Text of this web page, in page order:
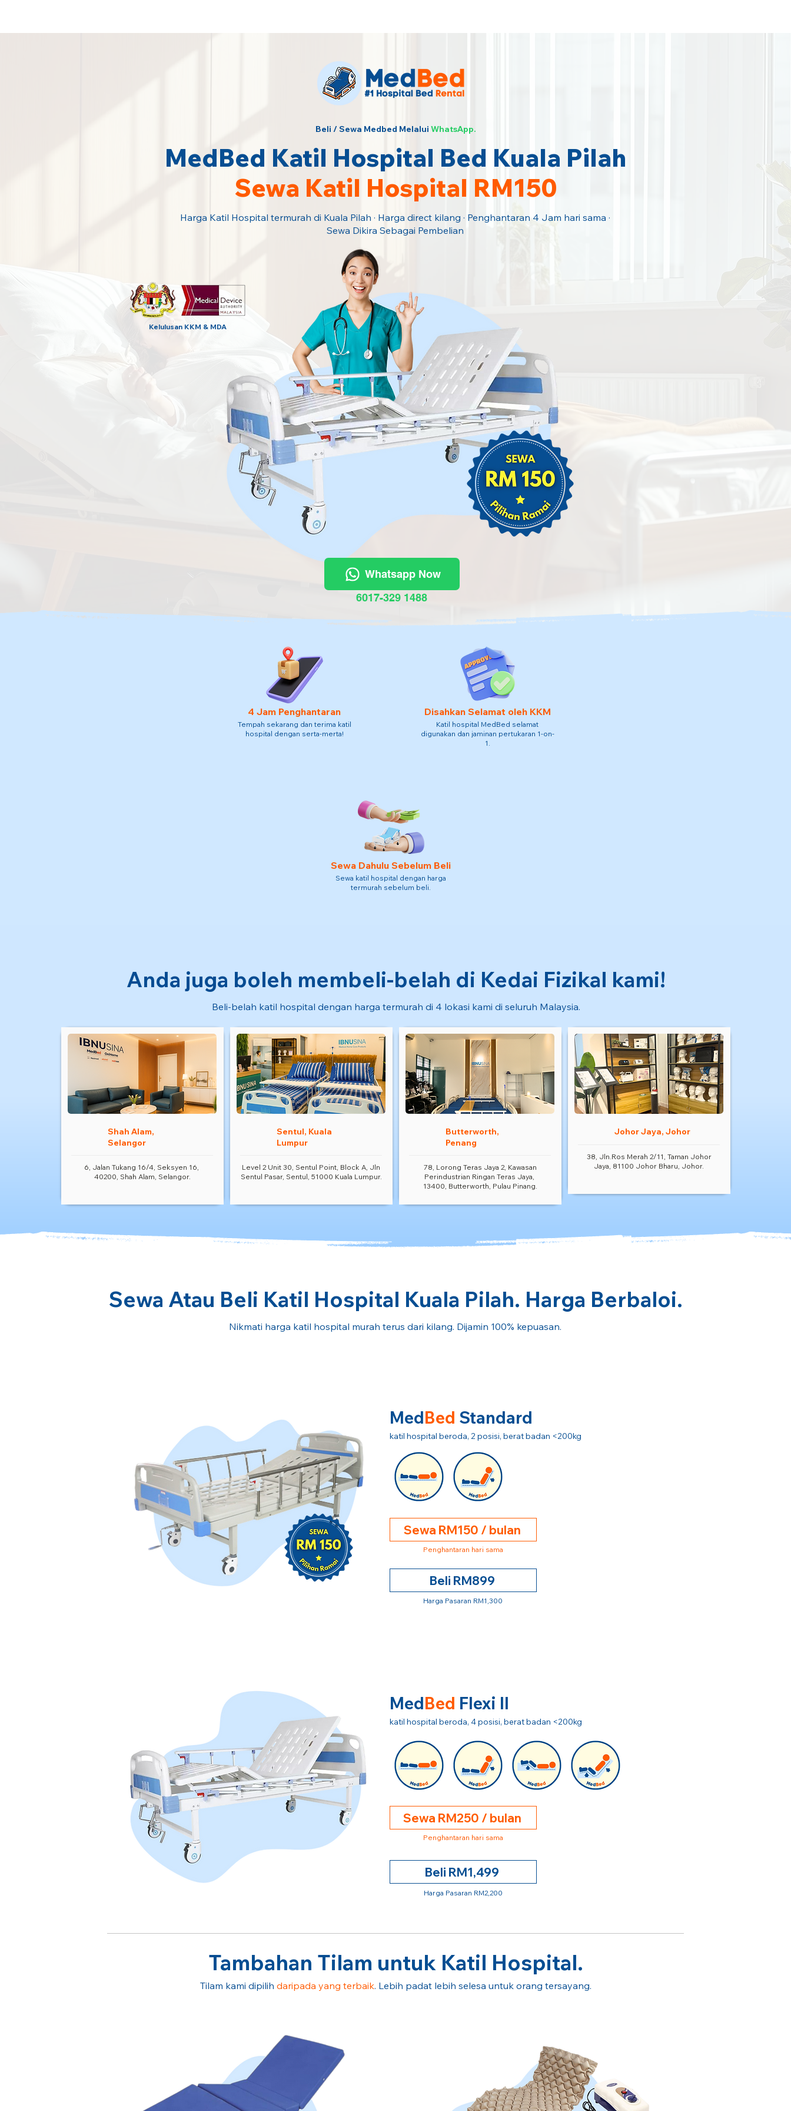
Beli / Sewa Medbed Melalui WhatsApp.
MedBed Katil Hospital Bed Kuala Pilah
Sewa Katil Hospital RM150
Harga Katil Hospital termurah di Kuala Pilah · Harga direct kilang · Penghantaran 4 Jam hari sama ·
Sewa Dikira Sebagai Pembelian
Kelulusan KKM & MDA
Whatsapp Now
6017-329 1488
4 Jam Penghantaran
Tempah sekarang dan terima katil
hospital dengan serta-merta!
Disahkan Selamat oleh KKM
Katil hospital MedBed selamat
digunakan dan jaminan pertukaran 1-on-
1.
Sewa Dahulu Sebelum Beli
Sewa katil hospital dengan harga
termurah sebelum beli.
Anda juga boleh membeli-belah di Kedai Fizikal kami!
Beli-belah katil hospital dengan harga termurah di 4 lokasi kami di seluruh Malaysia.
Shah Alam,
Selangor
6, Jalan Tukang 16/4, Seksyen 16,
40200, Shah Alam, Selangor.
Sentul, Kuala
Lumpur
Level 2 Unit 30, Sentul Point, Block A, Jln
Sentul Pasar, Sentul, 51000 Kuala Lumpur.
Butterworth,
Penang
78, Lorong Teras Jaya 2, Kawasan
Perindustrian Ringan Teras Jaya,
13400, Butterworth, Pulau Pinang.
Johor Jaya, Johor
38, Jln.Ros Merah 2/11, Taman Johor
Jaya, 81100 Johor Bharu, Johor.
Sewa Atau Beli Katil Hospital Kuala Pilah. Harga Berbaloi.
Nikmati harga katil hospital murah terus dari kilang. Dijamin 100% kepuasan.
MedBed Standard
katil hospital beroda, 2 posisi, berat badan <200kg
Sewa RM150 / bulan
Penghantaran hari sama
Beli RM899
Harga Pasaran RM1,300
MedBed Flexi II
katil hospital beroda, 4 posisi, berat badan <200kg
Sewa RM250 / bulan
Penghantaran hari sama
Beli RM1,499
Harga Pasaran RM2,200
Tambahan Tilam untuk Katil Hospital.
Tilam kami dipilih daripada yang terbaik. Lebih padat lebih selesa untuk orang tersayang.